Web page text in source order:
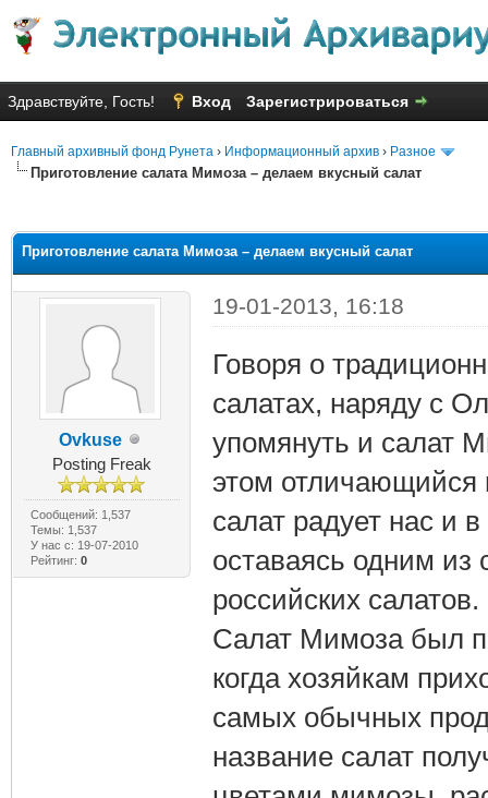
Здравствуйте, Гость! Вход Зарегистрироваться
Главный архивный фонд Рунета › Информационный архив › Разное
Приготовление салата Мимоза – делаем вкусный салат
Приготовление салата Мимоза – делаем вкусный салат
Ovkuse
Posting Freak
Сообщений: 1,537
Темы: 1,537
У нас с: 19-07-2010
Рейтинг: 0
19-01-2013, 16:18
Говоря о
салатах, наряду с
упомянуть и салат
этом
салат радует нас и
оставаясь одним
российских салатов.
Салат Мимоза был
когда хозяйкам
самых обычных
название салат